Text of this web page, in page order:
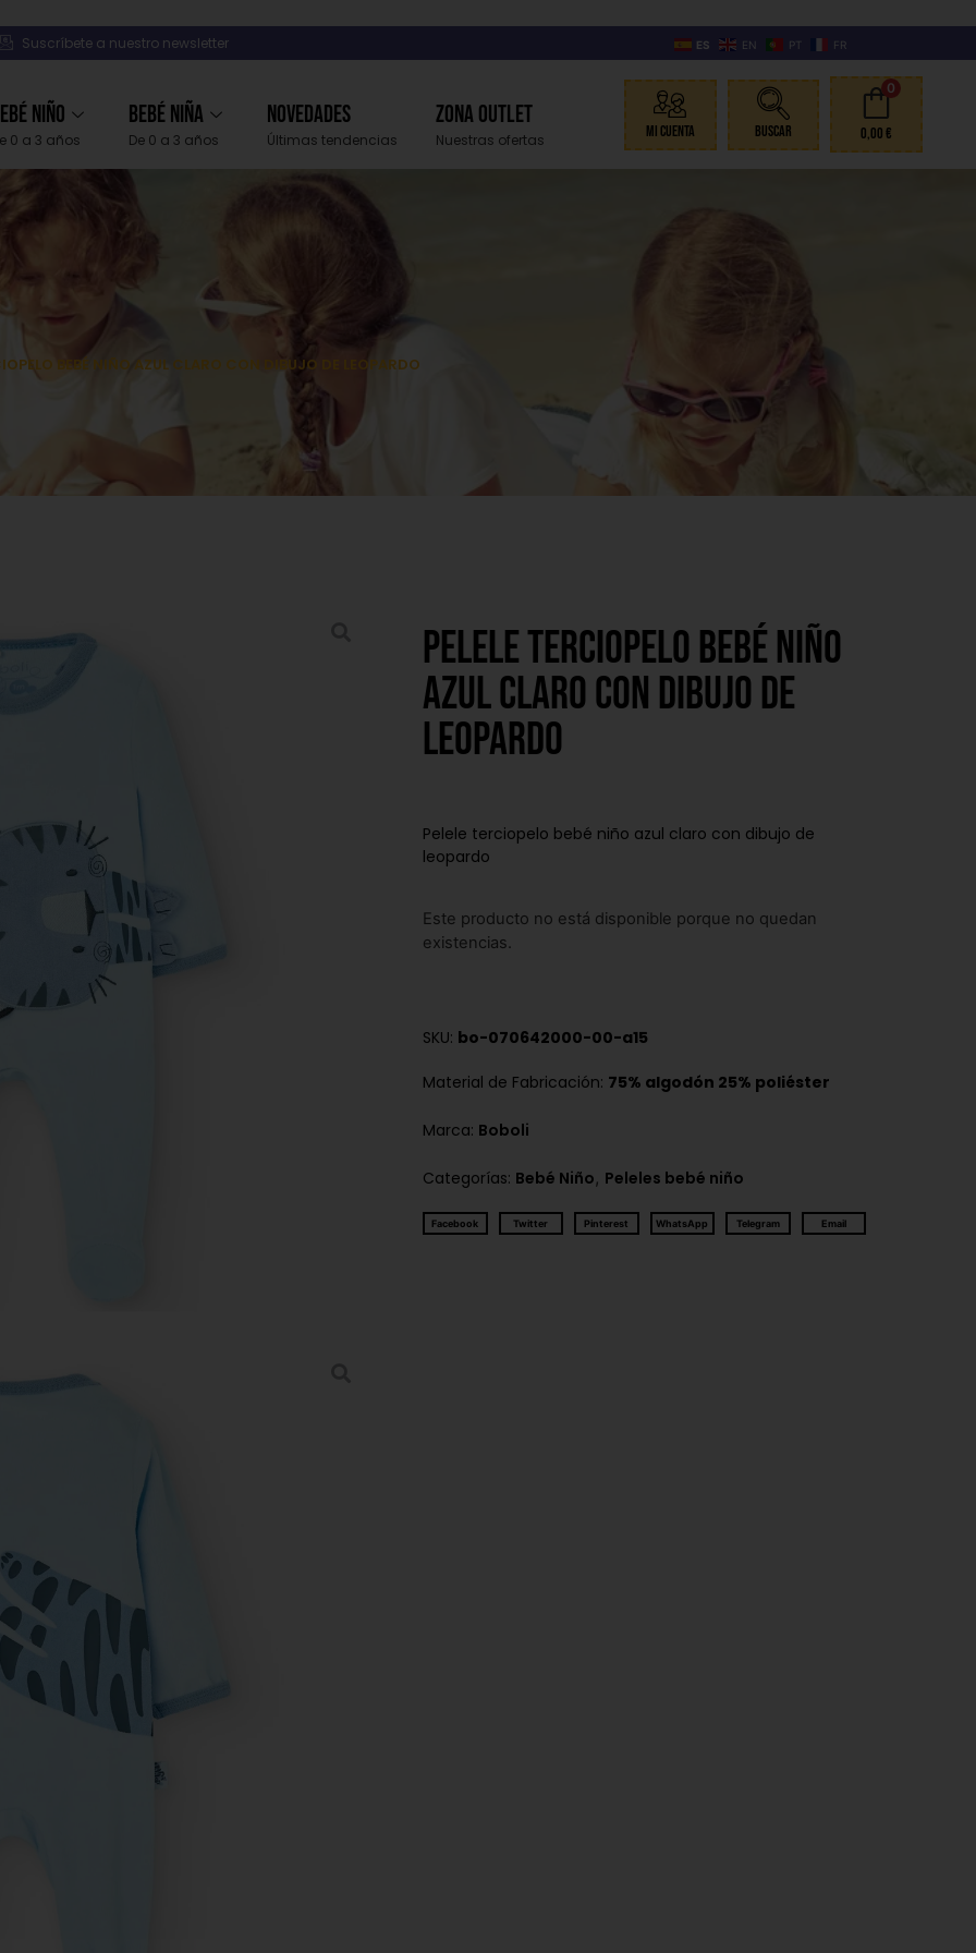
Suscríbete a nuestro newsletter ES EN PT FR
Niño
0 a 3 años
Bebé Niña
De 0 a 3 años
Novedades
Últimas tendencias
Zona Outlet
Nuestras ofertas Mi Cuenta Buscar
0
0,00€
BEBÉ NIÑO AZUL CLARO CON DIBUJO DE LEOPARDO
Pelele terciopelo bebé niño
azul claro con dibujo de
leopardo
Pelele terciopelo bebé niño azul claro con dibujo de
leopardo
Este producto no está disponible porque no quedan
existencias.
SKU: bo-070642000-00-a15
Material de Fabricación: 75% algodón 25% poliéster
Marca: Boboli
Categorías: Bebé Niño, Peleles bebé niño
Facebook Twitter Pinterest WhatsApp Telegram Email